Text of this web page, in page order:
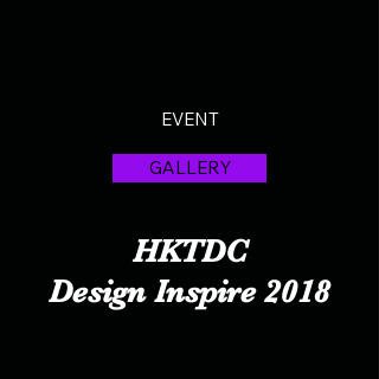
EVENT
GALLERY
HKTDC
Design Inspire 2018